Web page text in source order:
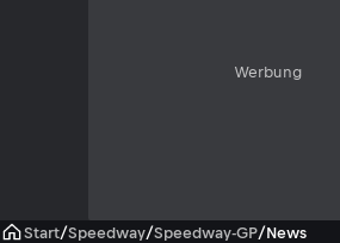
Werbung
Start/Speedway/Speedway-GP/News